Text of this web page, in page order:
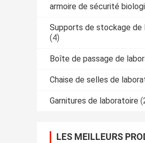
armoire de sécurité
Supports de stockage de
(4)
Boîte de passage de
Chaise de selles de
Garnitures de laboratoire
LES MEILLEURS